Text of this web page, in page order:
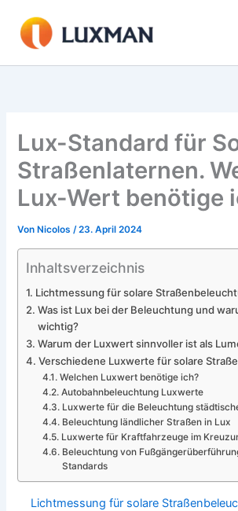
Inhalt
springen
Lux-Standard für
Straßenlaternen.
Lux-Wert benötige
Von Nicolos/23. April 2024
Inhaltsverzeichnis
Lichtmessung für solare
Was ist Lux bei der Beleuchtung und
wichtig?
Warum der Luxwert sinnvoller ist als
Verschiedene Luxwerte für solare
Welchen Luxwert benötige ich?
Autobahnbeleuchtung Luxwerte
Luxwerte für die Beleuchtung
Beleuchtung ländlicher Straßen in Lux
Luxwerte für Kraftfahrzeuge im
Beleuchtung von
Standards
Lichtmessung für solare